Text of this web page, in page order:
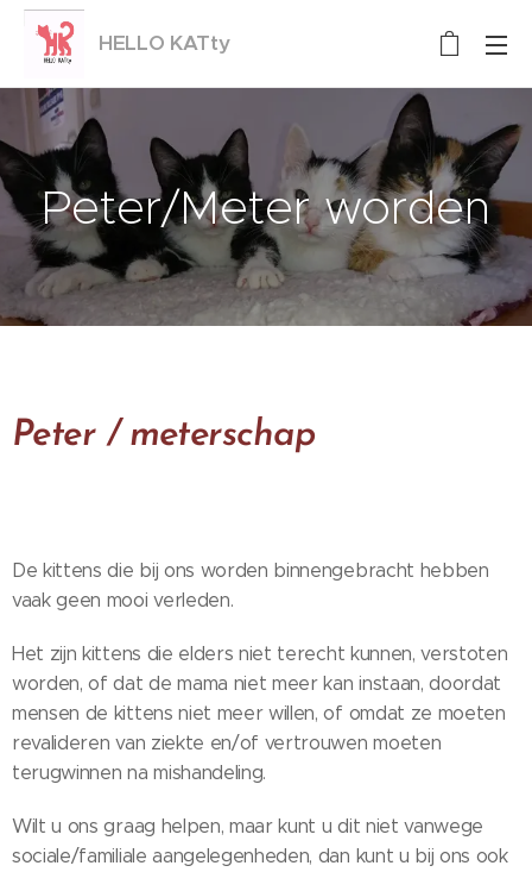
HELLO KATty
Peter/Meter worden
Peter / meterschap
De kittens die bij ons worden binnengebracht hebben
vaak geen mooi verleden.
Het zijn kittens die elders niet terecht kunnen, verstoten
worden, of dat de mama niet meer kan instaan, doordat
mensen de kittens niet meer willen, of omdat ze moeten
revalideren van ziekte en/of vertrouwen moeten
terugwinnen na mishandeling.
Wilt u ons graag helpen, maar kunt u dit niet vanwege
sociale/familiale aangelegenheden, dan kunt u bij ons ook